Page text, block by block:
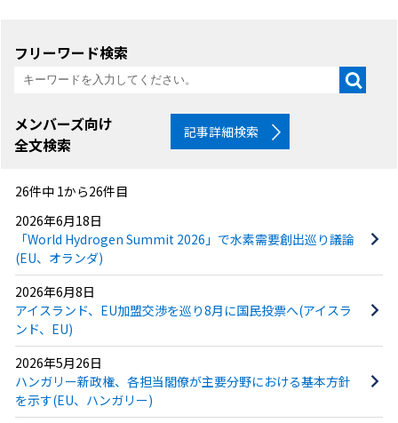
フリーワード検索
メンバーズ向け
全文検索
記事詳細検索
26件中 1から26件目
2026年6月18日
「World Hydrogen Summit 2026」で水素需要創出巡り議論
(EU、オランダ)
2026年6月8日
アイスランド、EU加盟交渉を巡り8月に国民投票へ(アイスラ
ンド、EU)
2026年5月26日
ハンガリー新政権、各担当閣僚が主要分野における基本方針
を示す(EU、ハンガリー)